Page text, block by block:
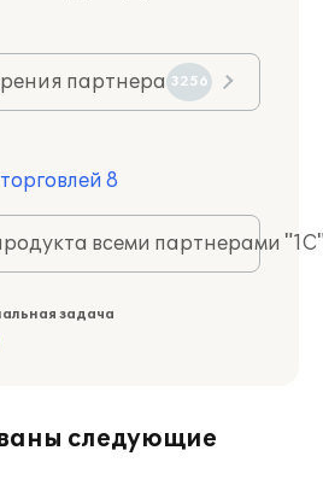
партнера 3256
8
всеми партнерами
задача
следующие